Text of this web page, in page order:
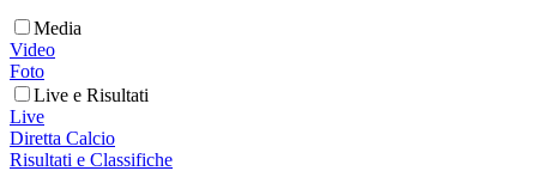
Media
Video
Foto
Live e Risultati
Live
Diretta Calcio
Risultati e Classifiche